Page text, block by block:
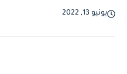
يونيو 13, 2022